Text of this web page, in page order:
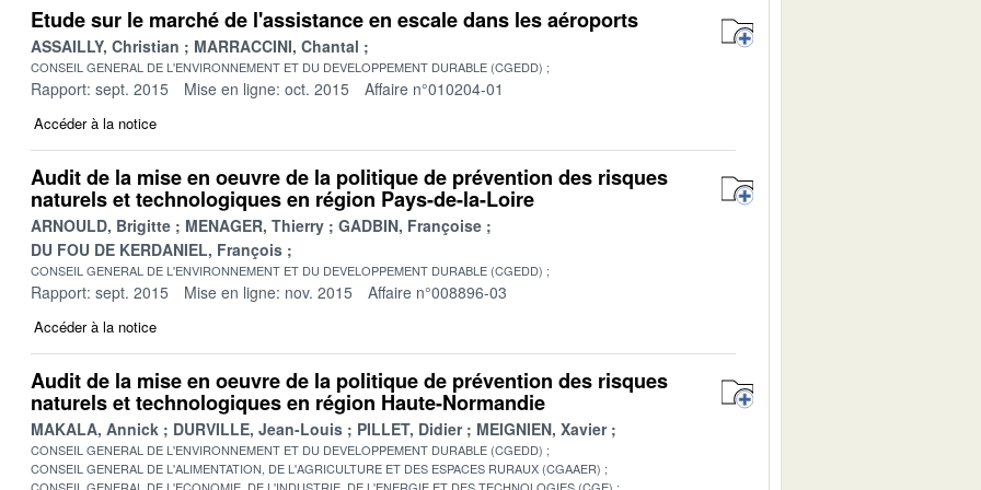
Etude sur le marché de l'assistance en escale dans les aéroports
ASSAILLY, Christian MARRACCINI, Chantal
CONSEIL GENERAL DE L'ENVIRONNEMENT ET DU DEVELOPPEMENT DURABLE (CGEDD)
Rapport: sept. 2015 Mise en ligne: oct. 2015 Affaire n°010204-01
Accéder à la notice
Audit de la mise en oeuvre de la politique de prévention des risques
naturels et technologiques en région Pays-de-la-Loire
ARNOULD, Brigitte MENAGER, Thierry
GADBIN, Françoise
DU FOU DE KERDANIEL, François
CONSEIL GENERAL DE L'ENVIRONNEMENT ET DU DEVELOPPEMENT DURABLE (CGEDD)
Rapport: sept. 2015 Mise en ligne: nov. 2015 Affaire n°008896-03
Accéder à la notice
Audit de la mise en oeuvre de la politique de prévention des risques
naturels et technologiques en région Haute-Normandie
MAKALA, Annick DURVILLE, Jean-Louis PILLET, Didier MEIGNIEN, Xavier
CONSEIL GENERAL DE L'ENVIRONNEMENT ET DU DEVELOPPEMENT DURABLE (CGEDD)
CONSEIL GENERAL DE L'ALIMENTATION, DE L'AGRICULTURE ET DES ESPACES RURAUX (CGAAER)
CONSEIL GENERAL DE L'ECONOMIE, DE L'INDUSTRIE, DE L'ENERGIE ET DES TECHNOLOGIES (CGE)